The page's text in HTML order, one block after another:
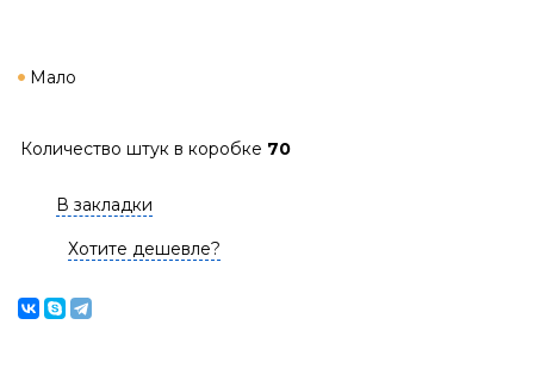
Мало
Количество штук в коробке 70
В закладки
Хотите дешевле?